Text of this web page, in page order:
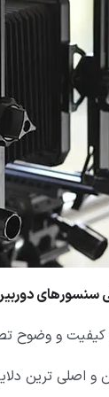
سنسورهای
کیفیت و وضوح
و اصلی ترین